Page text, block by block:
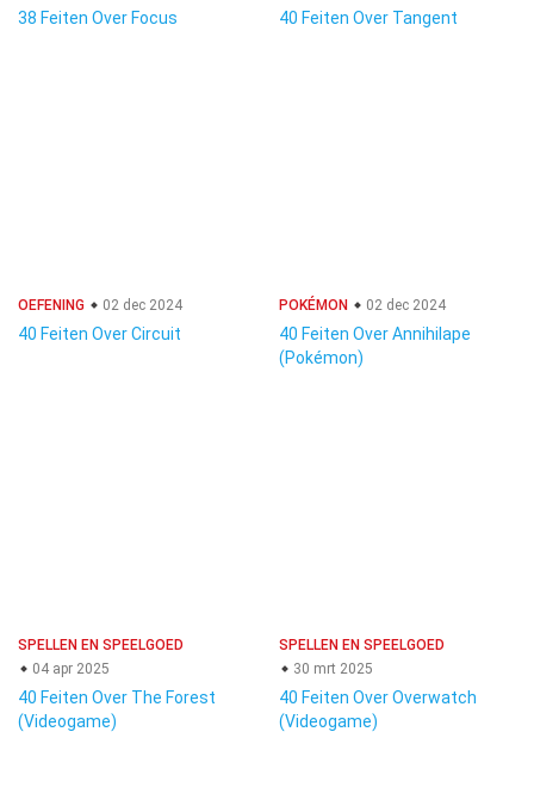
38 Feiten Over Focus 40 Feiten Over Tangent
OEFENING 02 dec 2024
40 Feiten Over Circuit
POKÉMON 02 dec 2024
40 Feiten Over Annihilape
(Pokémon)
SPELLEN EN SPEELGOED
04 apr 2025
40 Feiten Over The Forest
(Videogame)
SPELLEN EN SPEELGOED
30 mrt 2025
40 Feiten Over Overwatch
(Videogame)